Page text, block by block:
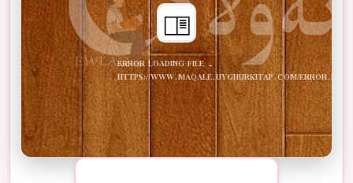
ERROR LOADING FILE -
HTTPS://WWW.MAQALE.UYGHURKITAP.COM/ERROR.PDF